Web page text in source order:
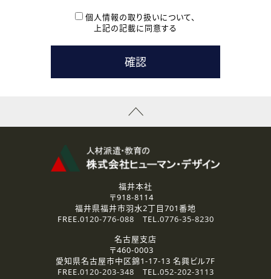
本登録に関するご連絡および本登録時の参考情報として利
たします。
( 3 ) スタッフ派遣を検討されている企業の皆様
お問い合わせの内容に回答するために利用いたします。
なお、ご連絡手段は、電話・Ｅメールのいずれかの方法とい
資料送付、受講相談に関するご連絡のために利用いたしま
その他、お問い合わせの内容に回答するために利用いたし
なお、ご連絡手段は、電話・Ｅメールのいずれかの方法とい
2.個人情報の第三者提供
ご提供いただいた個人情報は、法令等の規定に従う場合を除き、
3.個人情報の取り扱いの委託
弊社の定める個人情報保護の評価基準を満たした委託先に、個
人情報を委託する場合があります。
個人情報の取り扱いについて、
上記の記載に同意する
福井本社
〒918-8114
福井県福井市羽水2丁目701番地
FREE.0120-776-088 TEL.0776-35-8230
名古屋支店
〒460-0003
愛知県名古屋市中区錦1-17-13 名興ビル7F
FREE.0120-203-348 TEL.052-202-3113